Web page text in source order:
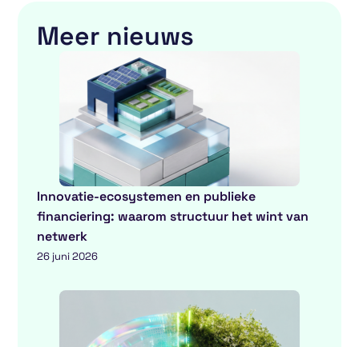
Meer nieuws
Innovatie-ecosystemen en publieke
financiering: waarom structuur het wint van
netwerk
26 juni 2026